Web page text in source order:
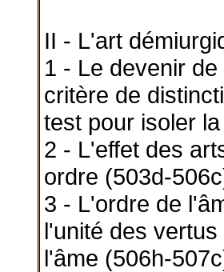
II - L'art
1 - Le devenir de
critère de
test pour isoler
2 - L'effet des
ordre (503d-
3 - L'ordre de
l'unité des
l'âme (506h-